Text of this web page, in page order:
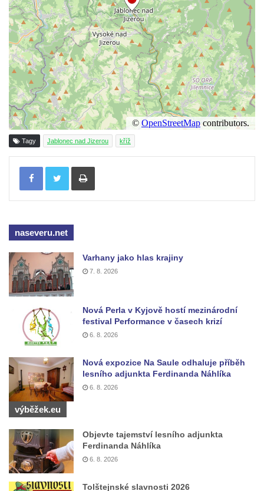
Kříž u silnice z Chouče do Mirošovic
Centrální kříž hřbitova v Chouči
Kříž na rozcestí v Záluží
Kříž v ulici V Zátiší v Dobříni
Boží muka u domu čp. 392 na rohu ulic Na
Hradčanech a Palackého v Roudnici nad
Labem
Kříž v centru Liběšic
Boží muka na rozcestí východně od Chouče
Kříž na návsi v Lužici
Kříž u domu čp. 3 v Chrámcích
Kříž u polní cesty severozápadně od Kozel
Údajný kříž na návsi v Kozlech
Centrální kříž hřbitova v Kozlech
Kříž východně od Oparna u cesty na Lovoš
Pamětní kříž na Lovoši
Kříž na rozcestí u domu čp. 49 ve Svojkově
Chlumu
Kříž jižně od Prysku
Boží muka svatého Floriána v Mezné
Čechách
Kříž u kostela Zvěstování Panny Marie v
Duchcově
Tagy Jablonec nad Jizerou kříž
Tisknout
naseveru.net
Varhany jako hlas krajiny
7. 8. 2026
Nová Perla v Kyjově hostí mezinárodní
festival Performance v časech krizí
6. 8. 2026
Nová expozice Na Saule odhaluje příběh
lesního adjunkta Ferdinanda Náhlíka
6. 8. 2026
výběžek.eu
Objevte tajemství lesního adjunkta
Ferdinanda Náhlíka
6. 8. 2026
Tolštejnské slavnosti 2026